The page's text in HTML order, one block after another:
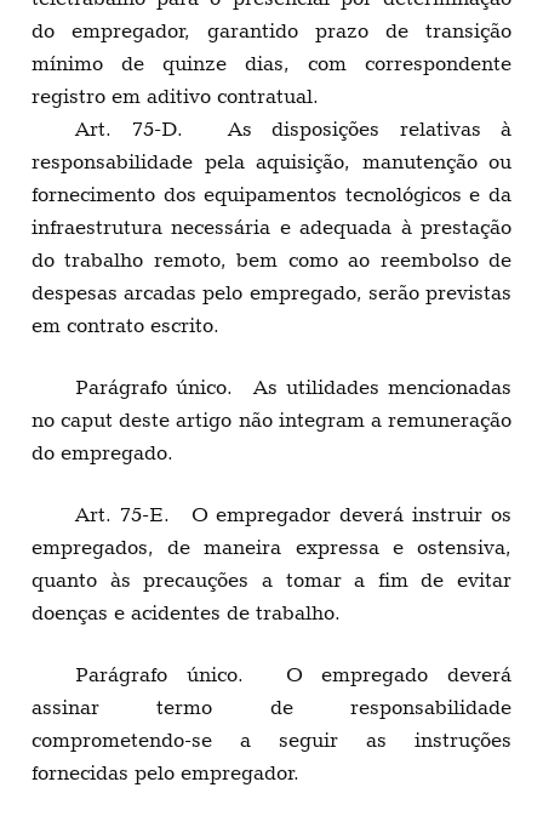
do empregador, garantido prazo de transição
mínimo de quinze dias, com correspondente
registro em aditivo contratual.
Art. 75-D. As disposições relativas à
responsabilidade pela aquisição, manutenção ou
fornecimento dos equipamentos tecnológicos e da
infraestrutura necessária e adequada à prestação
do trabalho remoto, bem como ao reembolso de
despesas arcadas pelo empregado, serão previstas
em contrato escrito.
Parágrafo único. As utilidades mencionadas
no caput deste artigo não integram a remuneração
do empregado.
Art. 75-E. O empregador deverá instruir os
empregados, de maneira expressa e ostensiva,
quanto às precauções a tomar a fim de evitar
doenças e acidentes de trabalho.
Parágrafo único. O empregado deverá
assinar termo de responsabilidade
comprometendo-se a seguir as instruções
fornecidas pelo empregador.